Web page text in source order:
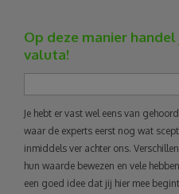
Op deze manier
valuta!
Je hebt er vast wel eens van
waar de experts eerst nog wat
inmiddels ver achter ons.
hun waarde bewezen en vele
een goed idee dat jij hier mee